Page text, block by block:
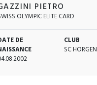
PIETRO
OLYMPIC ELITE CARD
DE
CLUB
SC HORGEN